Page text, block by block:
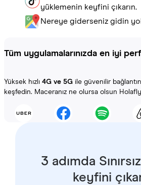
yüklemenin keyfini çıkarın.
Nereye giderseniz gidin
Tüm uygulamalarınızda en iyi
Yüksek hızlı 4G ve 5G ile güvenilir
keşfedin. Maceranız ne olursa olsun
3 adımda
keyfini